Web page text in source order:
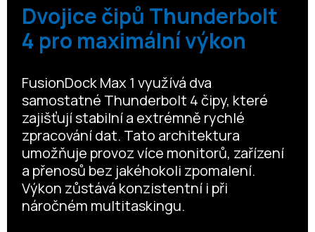
Dvojice čipů Thunderbolt
4 pro maximální výkon
FusionDock Max 1 využívá dva
samostatné Thunderbolt 4 čipy, které
zajišťují stabilní a extrémně rychlé
zpracování dat. Tato architektura
umožňuje provoz více monitorů, zařízení
a přenosů bez jakéhokoli zpomalení.
Výkon zůstává konzistentní i při
náročném multitaskingu.